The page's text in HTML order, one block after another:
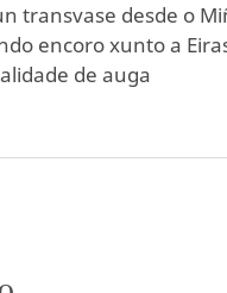
transvase desde o
encoro xunto a
de auga